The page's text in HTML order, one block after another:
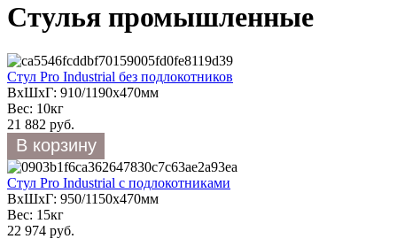
Стулья промышленные
Стул Pro Industrial без подлокотников
ВхШхГ: 910/1190х470мм
Вес: 10кг
21 882 руб.
Стул Pro Industrial с подлокотниками
ВхШхГ: 950/1150х470мм
Вес: 15кг
22 974 руб.